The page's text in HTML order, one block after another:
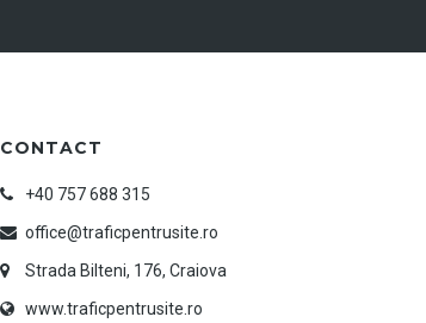
CONTACT
+40 757 688 315
office@traficpentrusite.ro
Strada Bilteni, 176, Craiova
www.traficpentrusite.ro